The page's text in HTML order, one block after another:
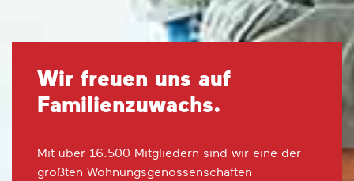
Wir freuen uns auf
Familien­zuwachs.
Mit über 16.500 Mitgliedern sind wir eine der
größten Wohnungsgenossenschaften